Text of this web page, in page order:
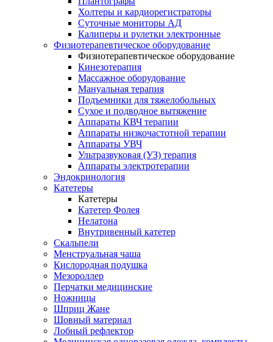
Холтеры и кардиорегистраторы
Суточные мониторы АД
Калиперы и рулетки электронные
Физиотерапевтическое оборудование
Физиотерапевтическое оборудование
Кинезотерапия
Массажное оборудование
Мануальная терапия
Подъемники для тяжелобольных
Сухое и подводное вытяжение
Аппараты КВЧ терапии
Аппараты низкочастотной терапии
Аппараты УВЧ
Ультразвуковая (УЗ) терапия
Аппараты электротерапии
Эндокринология
Катетеры
Катетеры
Катетер Фолея
Нелатона
Внутривенный катетер
Скальпели
Менструальная чаша
Кислородная подушка
Мезороллер
Перчатки медицинские
Ножницы
Шприц Жане
Шовный материал
Лобный рефлектор